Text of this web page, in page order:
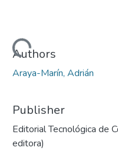
Loading...
Authors
Araya-Marín, Adrián
Publisher
Editorial Tecnológica de
editora)